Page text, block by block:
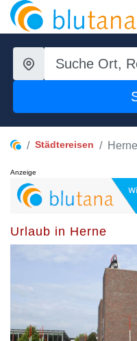
Städtereisen Herne
Anzeige
Urlaub in Herne